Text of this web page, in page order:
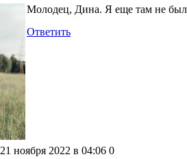
Молодец, Дина. Я еще там не
Ответить
21 ноября 2022 в 04:06 0